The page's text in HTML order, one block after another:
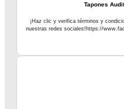
Tapones
¡Haz clic y verifica términos y
nuestras redes sociales!https://